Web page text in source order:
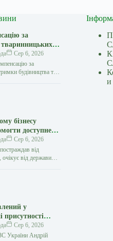
за
тваринницьких
може
Сер 6, 2026
за
будівництва та
отримати 31
пресслужба
бізнесу
доступне
пільги
відбудову –
Rozetka
Сер 6, 2026
від
очікує від держави
і робочого
у
присутності
бізнесу і в
постачання
Сер 6, 2026
України Андрій
и